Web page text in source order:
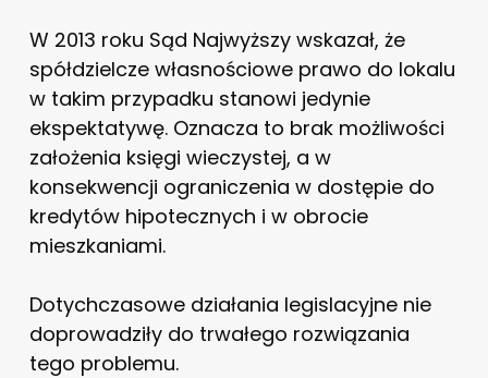
W 2013 roku Sąd Najwyższy wskazał, że
spółdzielcze własnościowe prawo do lokalu
w takim przypadku stanowi jedynie
ekspektatywę. Oznacza to brak możliwości
założenia księgi wieczystej, a w
konsekwencji ograniczenia w dostępie do
kredytów hipotecznych i w obrocie
mieszkaniami.
Dotychczasowe działania legislacyjne nie
doprowadziły do trwałego rozwiązania
tego problemu.